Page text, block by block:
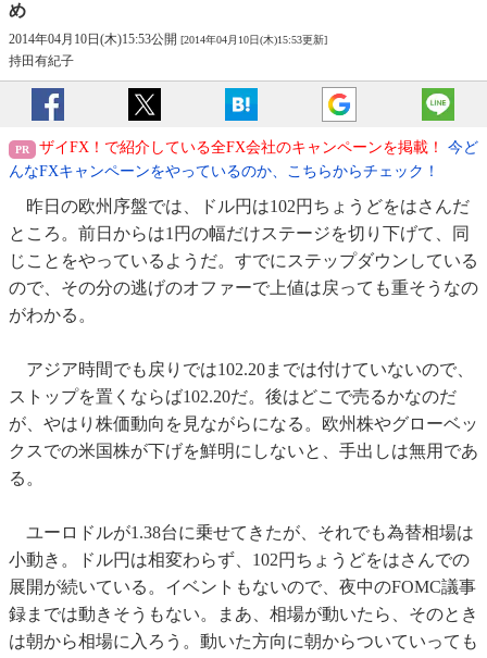
め
2014年04月10日(木)15:53公開 [2014年04月10日(木)15:53更新]
持田有紀子
ザイFX！で紹介している全FX会社のキャンペーンを掲載！
今ど
んなFXキャンペーンをやっているのか、こちらからチェック！
昨日の欧州序盤では、ドル円は102円ちょうどをはさんだ
ところ。前日からは1円の幅だけステージを切り下げて、同
じことをやっているようだ。すでにステップダウンしている
ので、その分の逃げのオファーで上値は戻っても重そうなの
がわかる。
アジア時間でも戻りでは102.20までは付けていないので、
ストップを置くならば102.20だ。後はどこで売るかなのだ
が、やはり株価動向を見ながらになる。欧州株やグローベッ
クスでの米国株が下げを鮮明にしないと、手出しは無用であ
る。
ユーロドルが1.38台に乗せてきたが、それでも為替相場は
小動き。ドル円は相変わらず、102円ちょうどをはさんでの
展開が続いている。イベントもないので、夜中のFOMC議事
録までは動きそうもない。まあ、相場が動いたら、そのとき
は朝から相場に入ろう。動いた方向に朝からついていっても